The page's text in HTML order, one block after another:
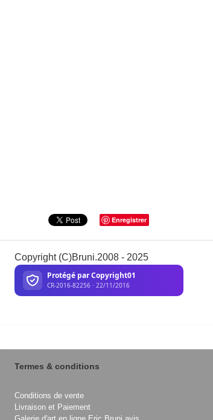
Enregistrer
Copyright (C)Bruni.2008 - 2025
Termes & conditions
Conditions de vente
Livraison et Paiement